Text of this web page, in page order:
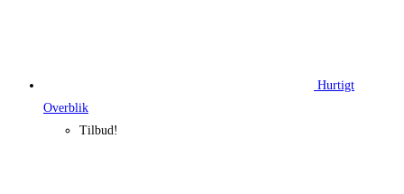
Hurtigt
Overblik
Tilbud!